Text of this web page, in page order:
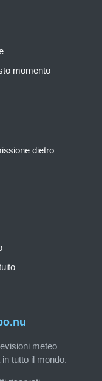
meteo
tutto il mondo.
dietro
momento